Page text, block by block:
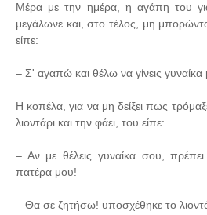
Μέρα με την ημέρα, η αγάπη του
μεγάλωνε και, στο τέλος, μη
είπε:
– Σ' αγαπώ και θέλω να γίνεις γυναίκα
Η κοπέλα, για να μη δείξει πως
λιοντάρι και την φάει, του είπε:
– Αν με θέλεις γυναίκα σου,
πατέρα μου!
– Θα σε ζητήσω! υποσχέθηκε το